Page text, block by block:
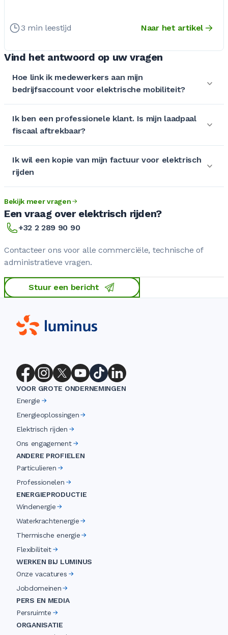
3 min leestijd Naar het artikel
Vind het antwoord op uw vragen
Hoe link ik medewerkers aan mijn
bedrijfsaccount voor elektrische mobiliteit?
Ik ben een professionele klant. Is mijn laadpaal
fiscaal aftrekbaar?
Ik wil een kopie van mijn factuur voor elektrisch
rijden
Bekijk meer vragen
Een vraag over elektrisch rijden?
+32 2 289 90 90
Contacteer ons voor alle commerciële, technische of
administratieve vragen.
Stuur een bericht
VOOR GROTE ONDERNEMINGEN
Energie
Energieoplossingen
Elektrisch rijden
Ons engagement
ANDERE PROFIELEN
Particulieren
Professionelen
ENERGIEPRODUCTIE
Windenergie
Waterkrachtenergie
Thermische energie
Flexibiliteit
WERKEN BIJ LUMINUS
Onze vacatures
Jobdomeinen
PERS EN MEDIA
Persruimte
ORGANISATIE